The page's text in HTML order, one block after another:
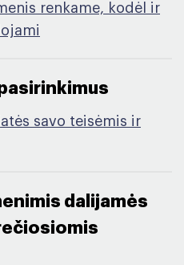
renkame, kodėl ir
savo teisėmis ir
dalijamės